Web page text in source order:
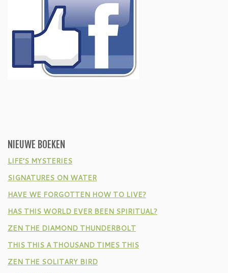
NIEUWE BOEKEN
LIFE’S MYSTERIES
SIGNATURES ON WATER
HAVE WE FORGOTTEN HOW TO LIVE?
HAS THIS WORLD EVER BEEN SPIRITUAL?
ZEN THE DIAMOND THUNDERBOLT
THIS THIS A THOUSAND TIMES THIS
ZEN THE SOLITARY BIRD